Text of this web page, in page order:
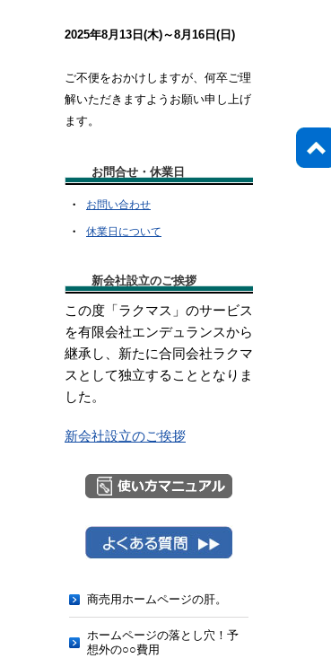
2025年8月13日(木)～8月16日(日)
ご不便をおかけしますが、何卒ご理
解いただきますようお願い申し上げ
ます。
お問合せ・休業日
・ お問い合わせ
・ 休業日について
新会社設立のご挨拶
この度「ラクマス」のサービス
を有限会社エンデュランスから
継承し、新たに合同会社ラクマ
スとして独立することとなりま
した。
新会社設立のご挨拶
商売用ホームページの肝。
ホームページの落とし穴！予
想外の○○費用